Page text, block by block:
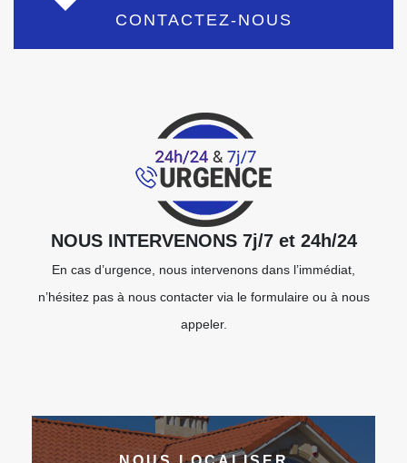
CONTACTEZ-NOUS
NOUS INTERVENONS 7j/7 et 24h/24
En cas d’urgence, nous intervenons dans l’immédiat,
n’hésitez pas à nous contacter via le formulaire ou à nous
appeler.